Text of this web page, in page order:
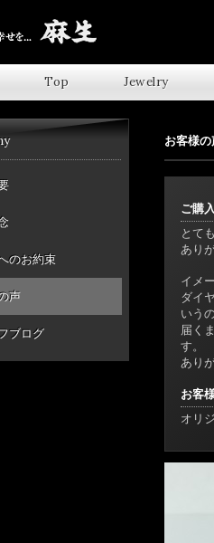
Top Jewelry
のお約束
声
ブログ
お客様
ご購
とて
あり
イメ
ダイ
いう
届く
す。
あり
お客
オリ